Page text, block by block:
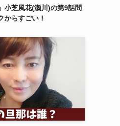
小芝風花(瀬川)の第9話問
からすごい！